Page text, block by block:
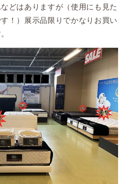
どはありますが（使用にも見た
！）展示品限りでかなりお買い